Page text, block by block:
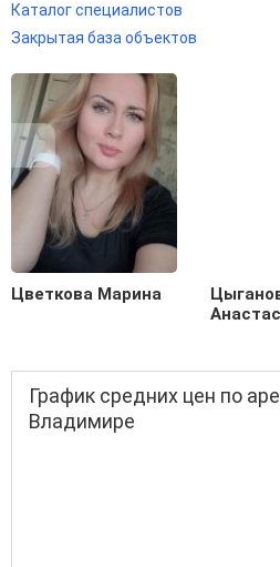
Каталог специалистов
Закрытая база объектов
Цветкова Марина
График средних цен по
Владимире